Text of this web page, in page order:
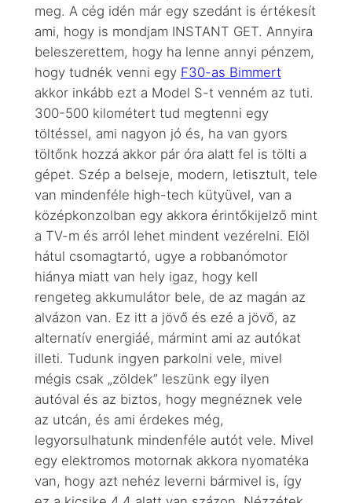
meg. A cég idén már egy szedánt is értékesít
ami, hogy is mondjam INSTANT GET. Annyira
beleszerettem, hogy ha lenne annyi pénzem,
hogy tudnék venni egy F30-as Bimmert
akkor inkább ezt a Model S-t venném az tuti.
300-500 kilométert tud megtenni egy
töltéssel, ami nagyon jó és, ha van gyors
töltőnk hozzá akkor pár óra alatt fel is tölti a
gépet. Szép a belseje, modern, letisztult, tele
van mindenféle high-tech kütyüvel, van a
középkonzolban egy akkora érintőkijelző mint
a TV-m és arról lehet mindent vezérelni. Elöl
hátul csomagtartó, ugye a robbanómotor
hiánya miatt van hely igaz, hogy kell
rengeteg akkumulátor bele, de az magán az
alvázon van. Ez itt a jövő és ezé a jövő, az
alternatív energiáé, mármint ami az autókat
illeti. Tudunk ingyen parkolni vele, mivel
mégis csak „zöldek” leszünk egy ilyen
autóval és az biztos, hogy megnéznek vele
az utcán, és ami érdekes még,
legyorsulhatunk mindenféle autót vele. Mivel
egy elektromos motornak akkora nyomatéka
van, hogy azt nehéz leverni bármivel is, így